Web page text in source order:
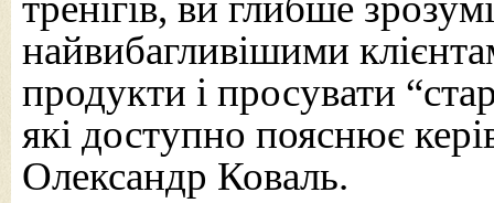
найвибагливішими
продукти і просувати
які доступно пояснює
Олександр Коваль.